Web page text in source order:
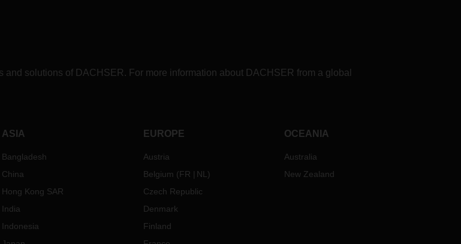
solutions of DACHSER. For more information about DACHSER from a global
ASIA
Bangladesh
China
Hong Kong SAR
India
Indonesia
EUROPE
Austria
Belgium (FR NL )
Czech Republic
Denmark
Finland
OCEANIA
Australia
New Zealand